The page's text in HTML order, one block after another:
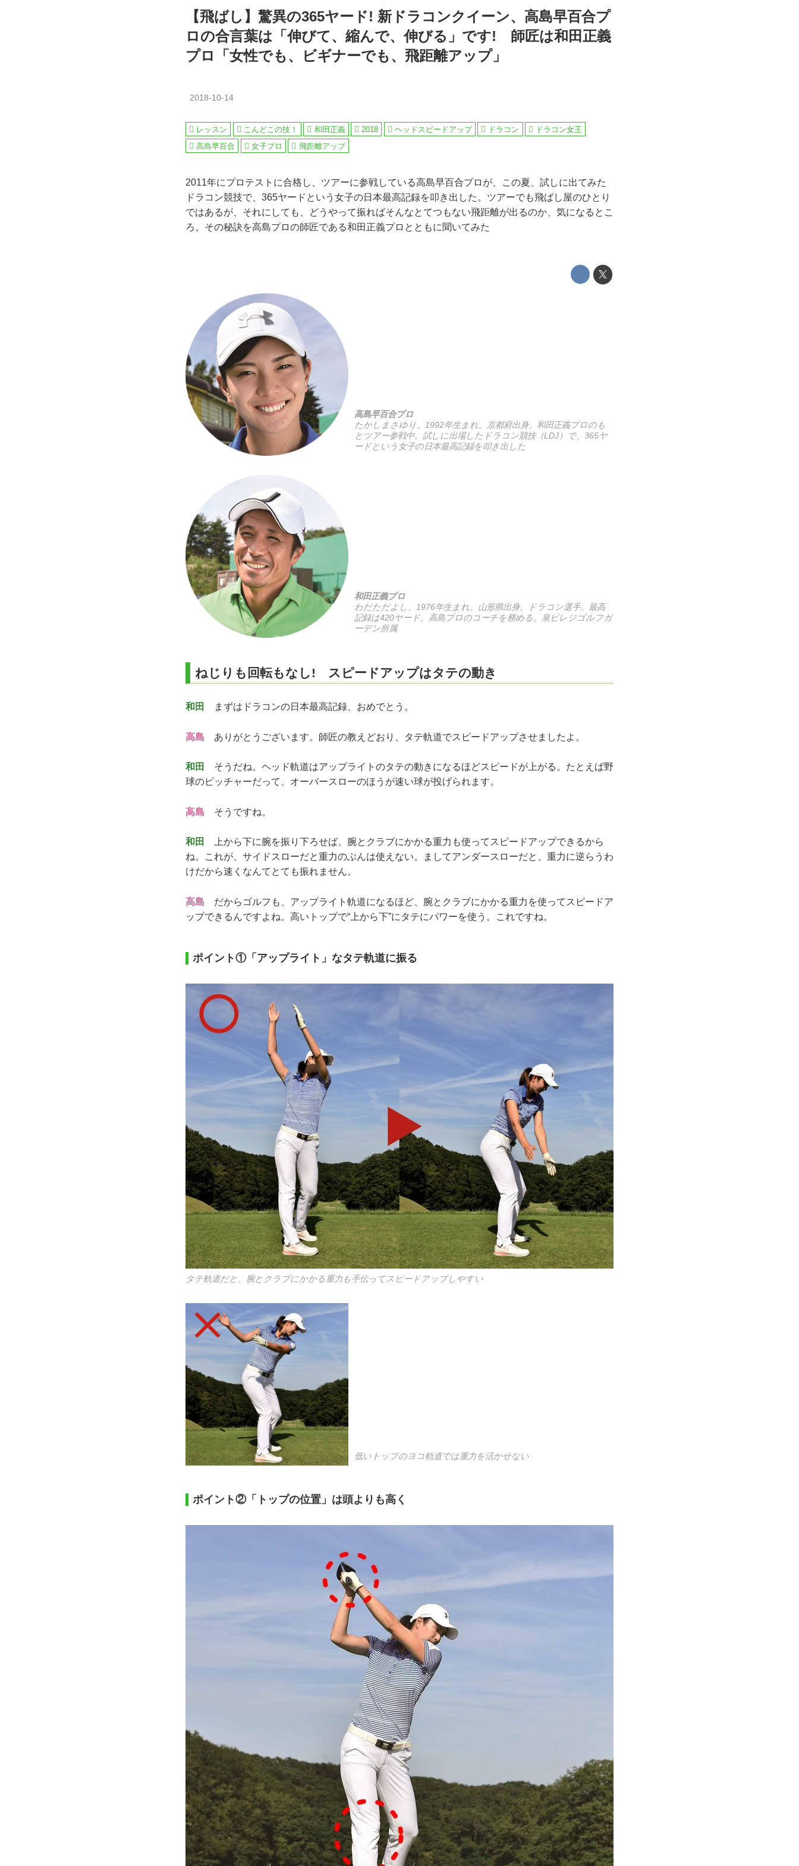
【飛ばし】驚異の365ヤード! 新ドラコンクイーン、高島早百合プ
ロの合言葉は「伸びて、縮んで、伸びる」です! 師匠は和田正義
プロ「女性でも、ビギナーでも、飛距離アップ」
2018-10-14
レッスン こんどこの技！ 和田正義 2018 ヘッドスピードアップ ドラコン
ドラコン女王
高島早百合
女子プロ 飛距離アップ
2011年にプロテストに合格し、ツアーに参戦している高島早百合プロが、この夏、試しに出てみた
ドラコン競技で、365ヤードという女子の日本最高記録を叩き出した。ツアーでも飛ばし屋のひとり
ではあるが、それにしても、どうやって振ればそんなとてつもない飛距離が出るのか、気になるとこ
ろ。その秘訣を高島プロの師匠である和田正義プロとともに聞いてみた
高島早百合プロ
たかしまさゆり。1992年生まれ。京都府出身。和田正義プロのも
とツアー参戦中。試しに出場したドラコン競技（LDJ）で、365ヤ
ードという女子の日本最高記録を叩き出した
和田正義プロ
わだただよし。1976年生まれ。山形県出身。ドラコン選手。最高
記録は420ヤード。高島プロのコーチを務める。泉ビレジゴルフガ
ーデン所属
ねじりも回転もなし! スピードアップはタテの動き
和田 まずはドラコンの日本最高記録、おめでとう。
高島 ありがとうございます。師匠の教えどおり、タテ軌道でスピードアップさせましたよ。
和田
そうだね。ヘッド軌道はアップライトのタテの動きになるほどスピードが上がる。たとえば野
球のピッチャーだって、オーバースローのほうが速い球が投げられます。
高島 そうですね。
和田
上から下に腕を振り下ろせば、腕とクラブにかかる重力も使ってスピードアップできるから
ね。これが、サイドスローだと重力のぶんは使えない。ましてアンダースローだと、重力に逆らうわ
けだから速くなんてとても振れません。
高島 だからゴルフも、アップライト軌道になるほど、腕とクラブにかかる重力を使ってスピードア
ップできるんですよね。高いトップで“上から下”にタテにパワーを使う。これですね。
ポイント①「アップライト」なタテ軌道に振る
タテ軌道だと、腕とクラブにかかる重力も手伝ってスピードアップしやすい
低いトップのヨコ軌道では重力を活かせない
ポイント②「トップの位置」は頭よりも高く